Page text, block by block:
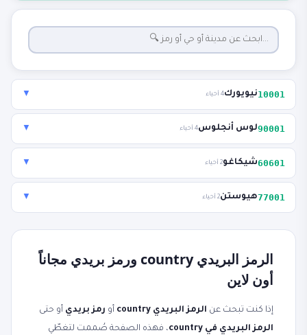
10001نيويورك4 أحياء ▼
90001لوس أنجلوس4 أحياء ▼
60601شيكاغو2 أحياء ▼
77001هيوستن2 أحياء ▼
الرمز البريدي country ورمز بريدي مجاناً
أون لاين
إذا كنت تبحث عن الرمز البريدي country أو رمز بريدي أو حتى
الرمز البريدي في country
، فهذه الصفحة صُممت لتغطّي